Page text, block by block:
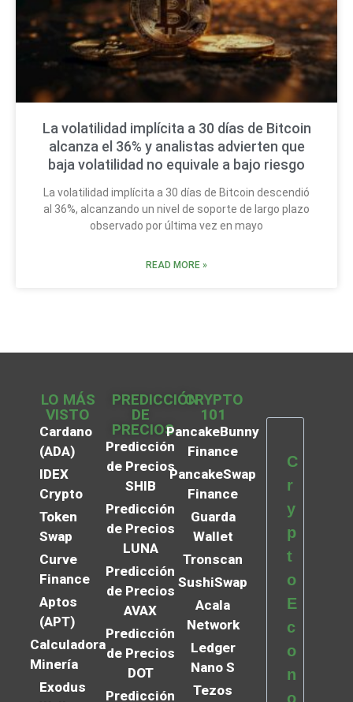
La volatilidad implícita a 30 días de Bitcoin
alcanza el 36% y analistas advierten que
baja volatilidad no equivale a bajo riesgo
La volatilidad implícita a 30 días de Bitcoin descendió
al 36%, alcanzando un nivel de soporte de largo plazo
observado por última vez en mayo
READ MORE »
LO MÁS
VISTO
Cardano
(ADA)
IDEX
Crypto
Token
Swap
Curve
Finance
Aptos
(APT)
Calculadora
Minería
Exodus
PREDICCIÓN
DE
PRECIOS
Predicción
de Precios
SHIB
Predicción
de Precios
LUNA
Predicción
de Precios
AVAX
Predicción
de Precios
DOT
Predicción
CRYPTO
101
PancakeBunny
Finance
PancakeSwap
Finance
Guarda
Wallet
Tronscan
SushiSwap
Acala
Network
Ledger
Nano S
Tezos
C
r
y
p
t
o
E
c
o
n
o